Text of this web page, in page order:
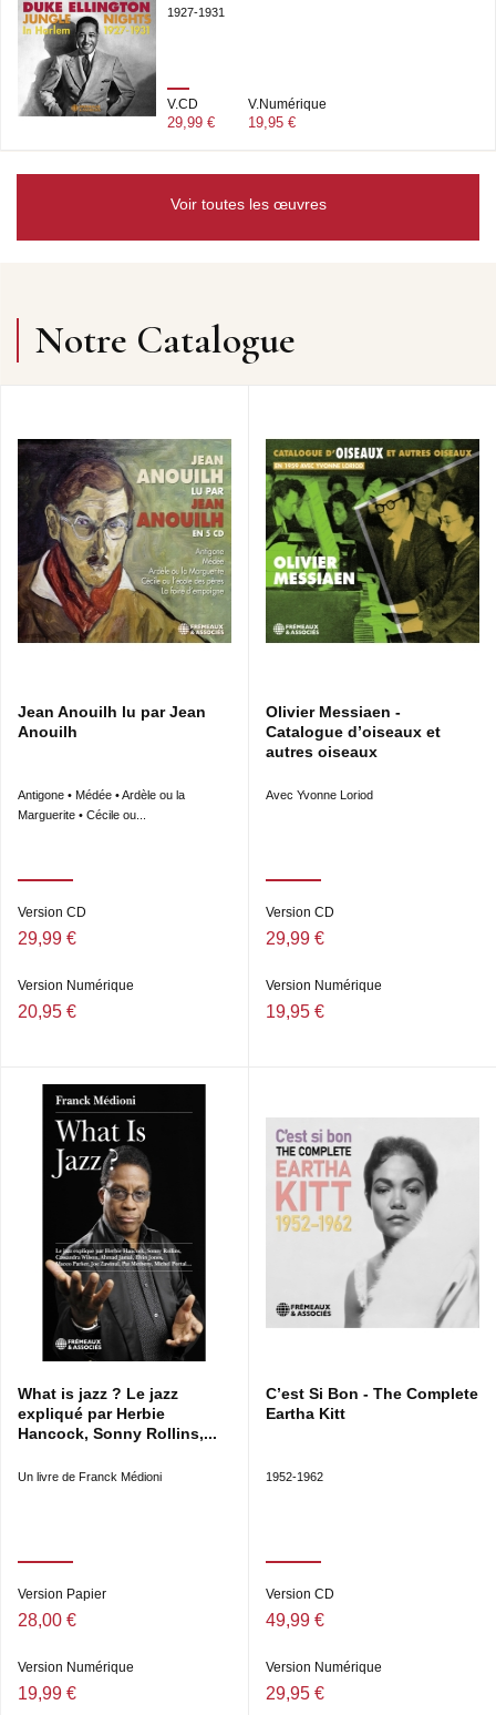
1927-1931
V.CD
29,99 €
V.Numérique
19,95 €
Voir toutes les œuvres
Notre Catalogue
Jean Anouilh lu par Jean
Anouilh
Antigone • Médée • Ardèle ou la
Marguerite • Cécile ou...
Version CD
29,99 €
Version Numérique
20,95 €
Olivier Messiaen -
Catalogue d’oiseaux et
autres oiseaux
Avec Yvonne Loriod
Version CD
29,99 €
Version Numérique
19,95 €
What is jazz ? Le jazz
expliqué par Herbie
Hancock, Sonny Rollins,...
Un livre de Franck Médioni
Version Papier
28,00 €
Version Numérique
19,99 €
C’est Si Bon - The Complete
Eartha Kitt
1952-1962
Version CD
49,99 €
Version Numérique
29,95 €